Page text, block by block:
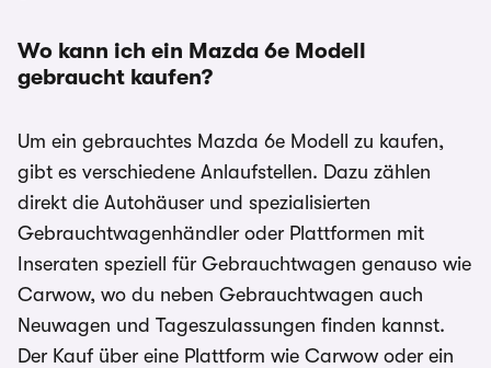
Wo kann ich ein Mazda 6e Modell
gebraucht kaufen?
Um ein gebrauchtes Mazda 6e Modell zu kaufen,
gibt es verschiedene Anlaufstellen. Dazu zählen
direkt die Autohäuser und spezialisierten
Gebrauchtwagenhändler oder Plattformen mit
Inseraten speziell für Gebrauchtwagen genauso wie
Carwow, wo du neben Gebrauchtwagen auch
Neuwagen und Tageszulassungen finden kannst.
Der Kauf über eine Plattform wie Carwow oder ein